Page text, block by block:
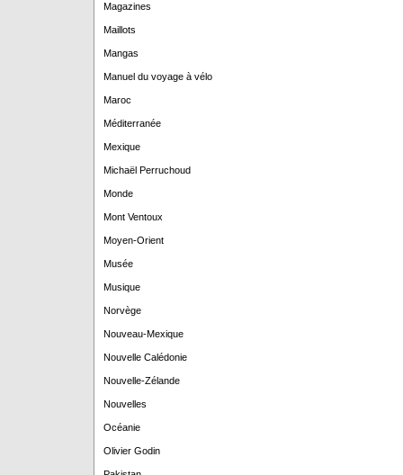
Magazines
Maillots
Mangas
Manuel du voyage à vélo
Maroc
Méditerranée
Mexique
Michaël Perruchoud
Monde
Mont Ventoux
Moyen-Orient
Musée
Musique
Norvège
Nouveau-Mexique
Nouvelle Calédonie
Nouvelle-Zélande
Nouvelles
Océanie
Olivier Godin